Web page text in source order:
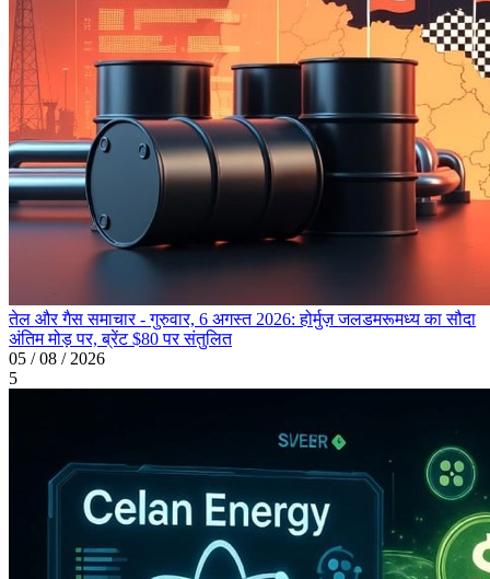
तेल और गैस समाचार - गुरुवार, 6 अगस्त 2026: होर्मुज़ जलडमरूमध्य का सौदा
अंतिम मोड़ पर, ब्रेंट $80 पर संतुलित
05 / 08 / 2026
5